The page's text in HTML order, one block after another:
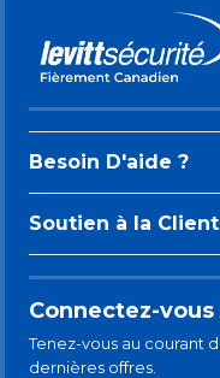
Besoin D'aide ?
Soutien à la
Connectez-vous
Tenez-vous au courant
dernières offres.